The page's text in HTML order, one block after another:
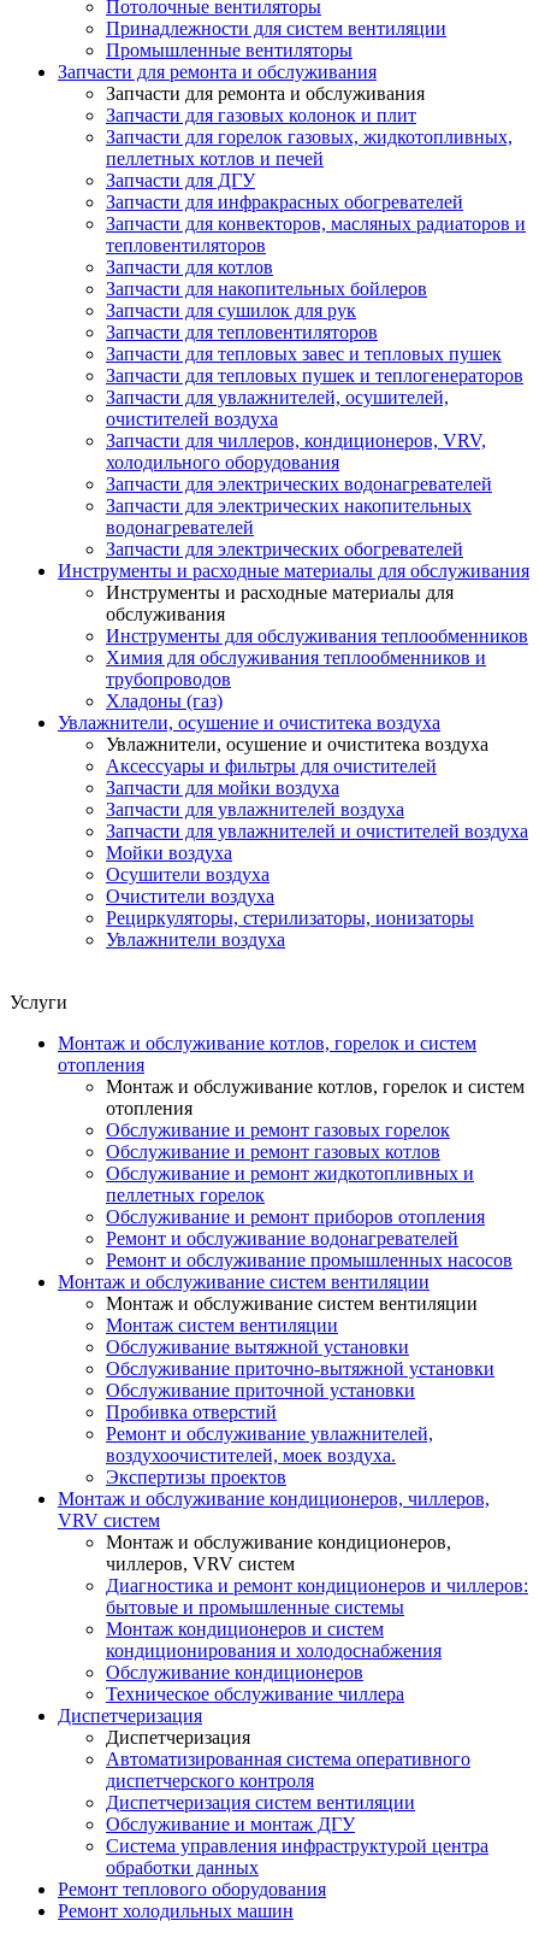
Потолочные вентиляторы
Принадлежности для систем вентиляции
Промышленные вентиляторы
Запчасти для ремонта и обслуживания
Запчасти для ремонта и обслуживания
Запчасти для газовых колонок и плит
Запчасти для горелок газовых, жидкотопливных,
пеллетных котлов и печей
Запчасти для ДГУ
Запчасти для инфракрасных обогревателей
Запчасти для конвекторов, масляных радиаторов и
тепловентиляторов
Запчасти для котлов
Запчасти для накопительных бойлеров
Запчасти для сушилок для рук
Запчасти для тепловентиляторов
Запчасти для тепловых завес и тепловых пушек
Запчасти для тепловых пушек и теплогенераторов
Запчасти для увлажнителей, осушителей,
очистителей воздуха
Запчасти для чиллеров, кондиционеров, VRV,
холодильного оборудования
Запчасти для электрических водонагревателей
Запчасти для электрических накопительных
водонагревателей
Запчасти для электрических обогревателей
Инструменты и расходные материалы для обслуживания
Инструменты и расходные материалы для
обслуживания
Инструменты для обслуживания теплообменников
Химия для обслуживания теплообменников и
трубопроводов
Хладоны (газ)
Увлажнители, осушение и очиститека воздуха
Увлажнители, осушение и очиститека воздуха
Аксессуары и фильтры для очистителей
Запчасти для мойки воздуха
Запчасти для увлажнителей воздуха
Запчасти для увлажнителей и очистителей воздуха
Мойки воздуха
Осушители воздуха
Очистители воздуха
Рециркуляторы, стерилизаторы, ионизаторы
Увлажнители воздуха
Услуги
Монтаж и обслуживание котлов, горелок и систем
отопления
Монтаж и обслуживание котлов, горелок и систем
отопления
Обслуживание и ремонт газовых горелок
Обслуживание и ремонт газовых котлов
Обслуживание и ремонт жидкотопливных и
пеллетных горелок
Обслуживание и ремонт приборов отопления
Ремонт и обслуживание водонагревателей
Ремонт и обслуживание промышленных насосов
Монтаж и обслуживание систем вентиляции
Монтаж и обслуживание систем вентиляции
Монтаж систем вентиляции
Обслуживание вытяжной установки
Обслуживание приточно-вытяжной установки
Обслуживание приточной установки
Пробивка отверстий
Ремонт и обслуживание увлажнителей,
воздухоочистителей, моек воздуха.
Экспертизы проектов
Монтаж и обслуживание кондиционеров, чиллеров,
VRV систем
Монтаж и обслуживание кондиционеров,
чиллеров, VRV систем
Диагностика и ремонт кондиционеров и чиллеров:
бытовые и промышленные системы
Монтаж кондиционеров и систем
кондиционирования и холодоснабжения
Обслуживание кондиционеров
Техническое обслуживание чиллера
Диспетчеризация
Диспетчеризация
Автоматизированная система оперативного
диспетчерского контроля
Диспетчеризация систем вентиляции
Обслуживание и монтаж ДГУ
Система управления инфраструктурой центра
обработки данных
Ремонт теплового оборудования
Ремонт холодильных машин